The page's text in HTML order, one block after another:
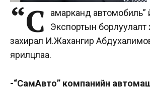
“С
амарканд автомобиль”
Экспортын борлуулалт
захирал И.Жахангир
ярилцлаа.
-“СамАвто” компанийн